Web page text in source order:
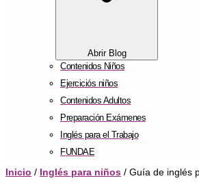
Abrir Blog
Contenidos Niños
Ejerciciós niños
Contenidos Adultos
Preparación Exámenes
Inglés para el Trabajo
FUNDAE
Inicio / Inglés para niños / Guía de inglés